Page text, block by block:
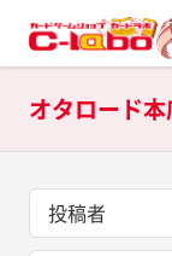
投稿者